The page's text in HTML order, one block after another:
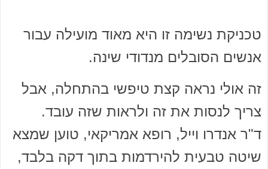
טכניקת נשימה זו היא מאוד מועילה עבור
אנשים הסובלים מנדודי שינה.
זה אולי נראה קצת טיפשי בהתחלה, אבל
צריך לנסות את זה ולראות שזה עובד.
ד"ר אנדרו וייל, רופא אמריקאי, טוען שמצא
שיטה טבעית להירדמות בתוך דקה בלבד,